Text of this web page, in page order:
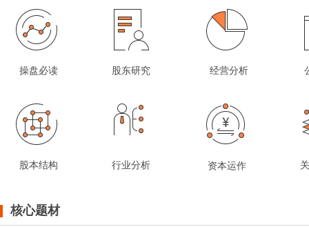
操盘必读 股东研究 经营分析
股本结构 行业分析 资本运作
核心题材